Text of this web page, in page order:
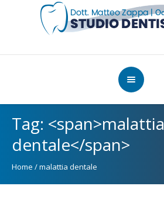
Tag: <span>malattia
dentale</span>
Home /malattia dentale